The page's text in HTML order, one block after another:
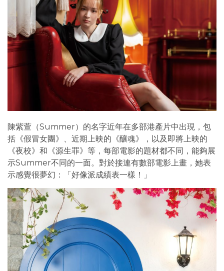
陳紫萱（Summer）的名字近年在多部港產片中出現，包
括《假冒女團》、近期上映的《釀魂》，以及即將上映的
《夜校》和《源生罪》等，每部電影的題材都不同，能夠展
示Summer不同的一面。對於接連有數部電影上畫，她表
示感覺很夢幻：「好像派成績表一樣！」